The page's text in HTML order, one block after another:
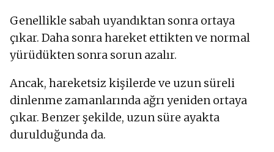
Genellikle sabah uyandıktan sonra ortaya
çıkar. Daha sonra hareket ettikten ve normal
yürüdükten sonra sorun azalır.
Ancak, hareketsiz kişilerde ve uzun süreli
dinlenme zamanlarında ağrı yeniden ortaya
çıkar. Benzer şekilde, uzun süre ayakta
durulduğunda da.